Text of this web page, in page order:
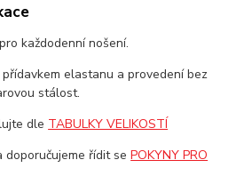
každodenní nošení.
přídavkem elastanu a provedení bez
stálost.
dle TABULKY VELIKOSTÍ
doporučujeme řídit sePOKYNY PRO